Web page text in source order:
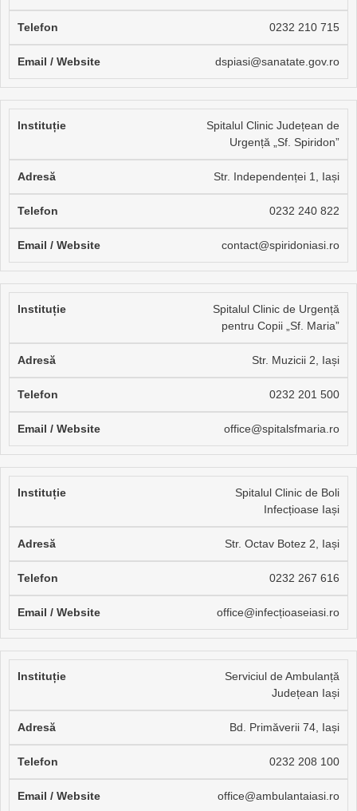
0232 210 715
dspiasi@sanatate.gov.ro
Spitalul Clinic Județean de
Urgență „Sf. Spiridon”
Str. Independenței 1, Iași
0232 240 822
contact@spiridoniasi.ro
Spitalul Clinic de Urgență
pentru Copii „Sf. Maria”
Str. Muzicii 2, Iași
0232 201 500
office@spitalsfmaria.ro
Spitalul Clinic de Boli
Infecțioase Iași
Str. Octav Botez 2, Iași
0232 267 616
office@infecțioaseiasi.ro
Serviciul de Ambulanță
Județean Iași
Bd. Primăverii 74, Iași
0232 208 100
office@ambulantaiasi.ro